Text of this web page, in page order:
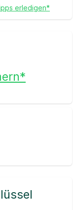
erledigen*